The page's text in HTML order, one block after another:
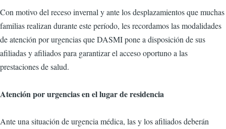
Con motivo del receso invernal y ante los desplazamientos que muchas
familias realizan durante este período, les recordamos las modalidades
de atención por urgencias que DASMI pone a disposición de sus
afiliadas y afiliados para garantizar el acceso oportuno a las
prestaciones de salud.
Atención por urgencias en el lugar de residencia
Ante una situación de urgencia médica, las y los afiliados deberán